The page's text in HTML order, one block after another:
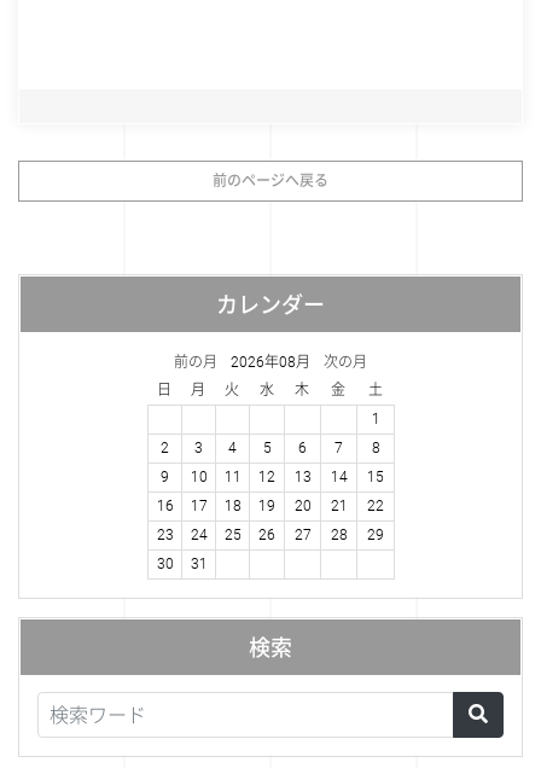
前のページへ戻る
カレンダー
前の月 2026年08月
次の月
日
月 火 水 木 金
土
1
2
3 4 5 6 7
8
9
10 11 12 13 14
15
16
17 18 19 20 21
22
23
24 25 26 27 28
29
30
31
検索